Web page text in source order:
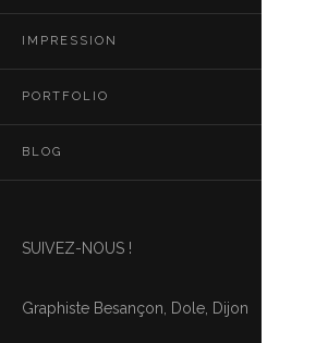
IMPRESSION
PORTFOLIO
BLOG
SUIVEZ-NOUS !
Graphiste Besançon, Dole, Dijon